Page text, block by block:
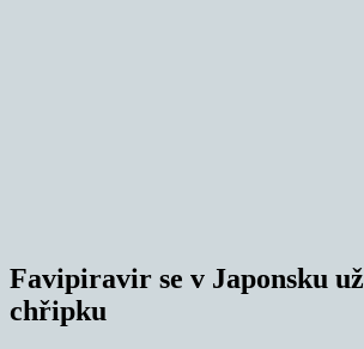
Favipiravir se v Japonsku
chřipku